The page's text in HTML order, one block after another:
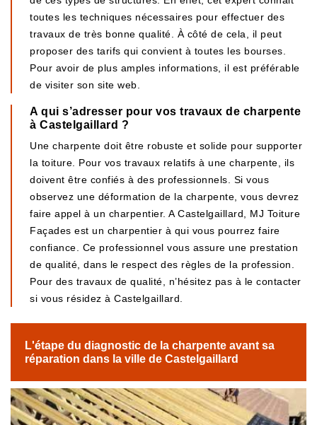
toutes les techniques nécessaires pour effectuer des
travaux de très bonne qualité. À côté de cela, il peut
proposer des tarifs qui convient à toutes les bourses.
Pour avoir de plus amples informations, il est préférable
de visiter son site web.
A qui s’adresser pour vos travaux de charpente
à Castelgaillard ?
Une charpente doit être robuste et solide pour supporter
la toiture. Pour vos travaux relatifs à une charpente, ils
doivent être confiés à des professionnels. Si vous
observez une déformation de la charpente, vous devrez
faire appel à un charpentier. A Castelgaillard, MJ Toiture
Façades est un charpentier à qui vous pourrez faire
confiance. Ce professionnel vous assure une prestation
de qualité, dans le respect des règles de la profession.
Pour des travaux de qualité, n’hésitez pas à le contacter
si vous résidez à Castelgaillard.
L'étape du diagnostic de la charpente avant sa
réparation dans la ville de Castelgaillard